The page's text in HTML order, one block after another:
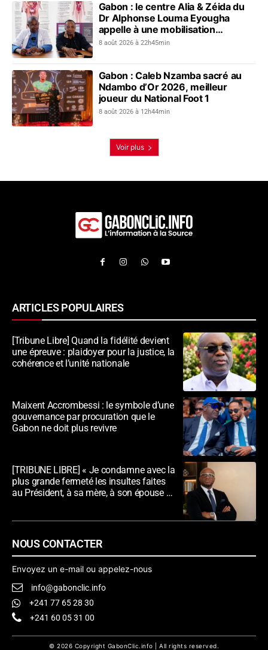
Gabon : le centre Alia & Zéida du
Dr Alphonse Louma Eyougha
appelle à une mobilisation
collective contre les addictions
8 août 2026 à 22h45min
Gabon : Caleb Nzamba sacré au
Ndambo d’Or 2026, meilleur
joueur du National Foot 1
8 août 2026 à 12h44min
Voir plus
ARTICLES POPULAIRES
[Tribune Libre] Quand la fidélité devient
une épreuve : plaidoyer pour la justice, la
cohérence et l’unité nationale
Maixent Accrombessi : le symbole d’une
gouvernance par procuration que le
Gabon ne doit plus revivre
[TRIBUNE LIBRE] « Je condamne avec la
plus grande fermeté les insultes faites
au Président, à sa mère, à son épouse et
NOUS CONTACTER
Envoyez un e-mail ou appelez-nous
info@gabonclic.info
+241 77 65 28 30
+241 60 05 31 00
© 2026 Copyright GabonClic.info | All rights reserved.